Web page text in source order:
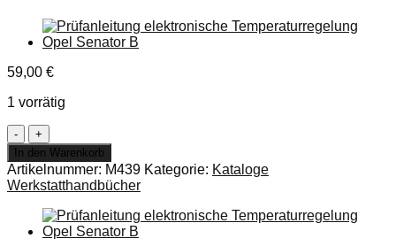
59,00 €
1 vorrätig
Inspektionssystem
Opel
Corsa
B
Tigra
Astra
F
Vectra
In den Warenkorb
Artikelnummer: M439 Kategorie: Kataloge
Werkstatthandbücher